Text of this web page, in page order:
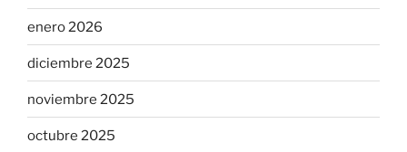
enero 2026
diciembre 2025
noviembre 2025
octubre 2025